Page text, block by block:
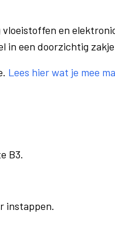
en
in een doorzichtig
Lees hier wat je mee
B3.
instappen.